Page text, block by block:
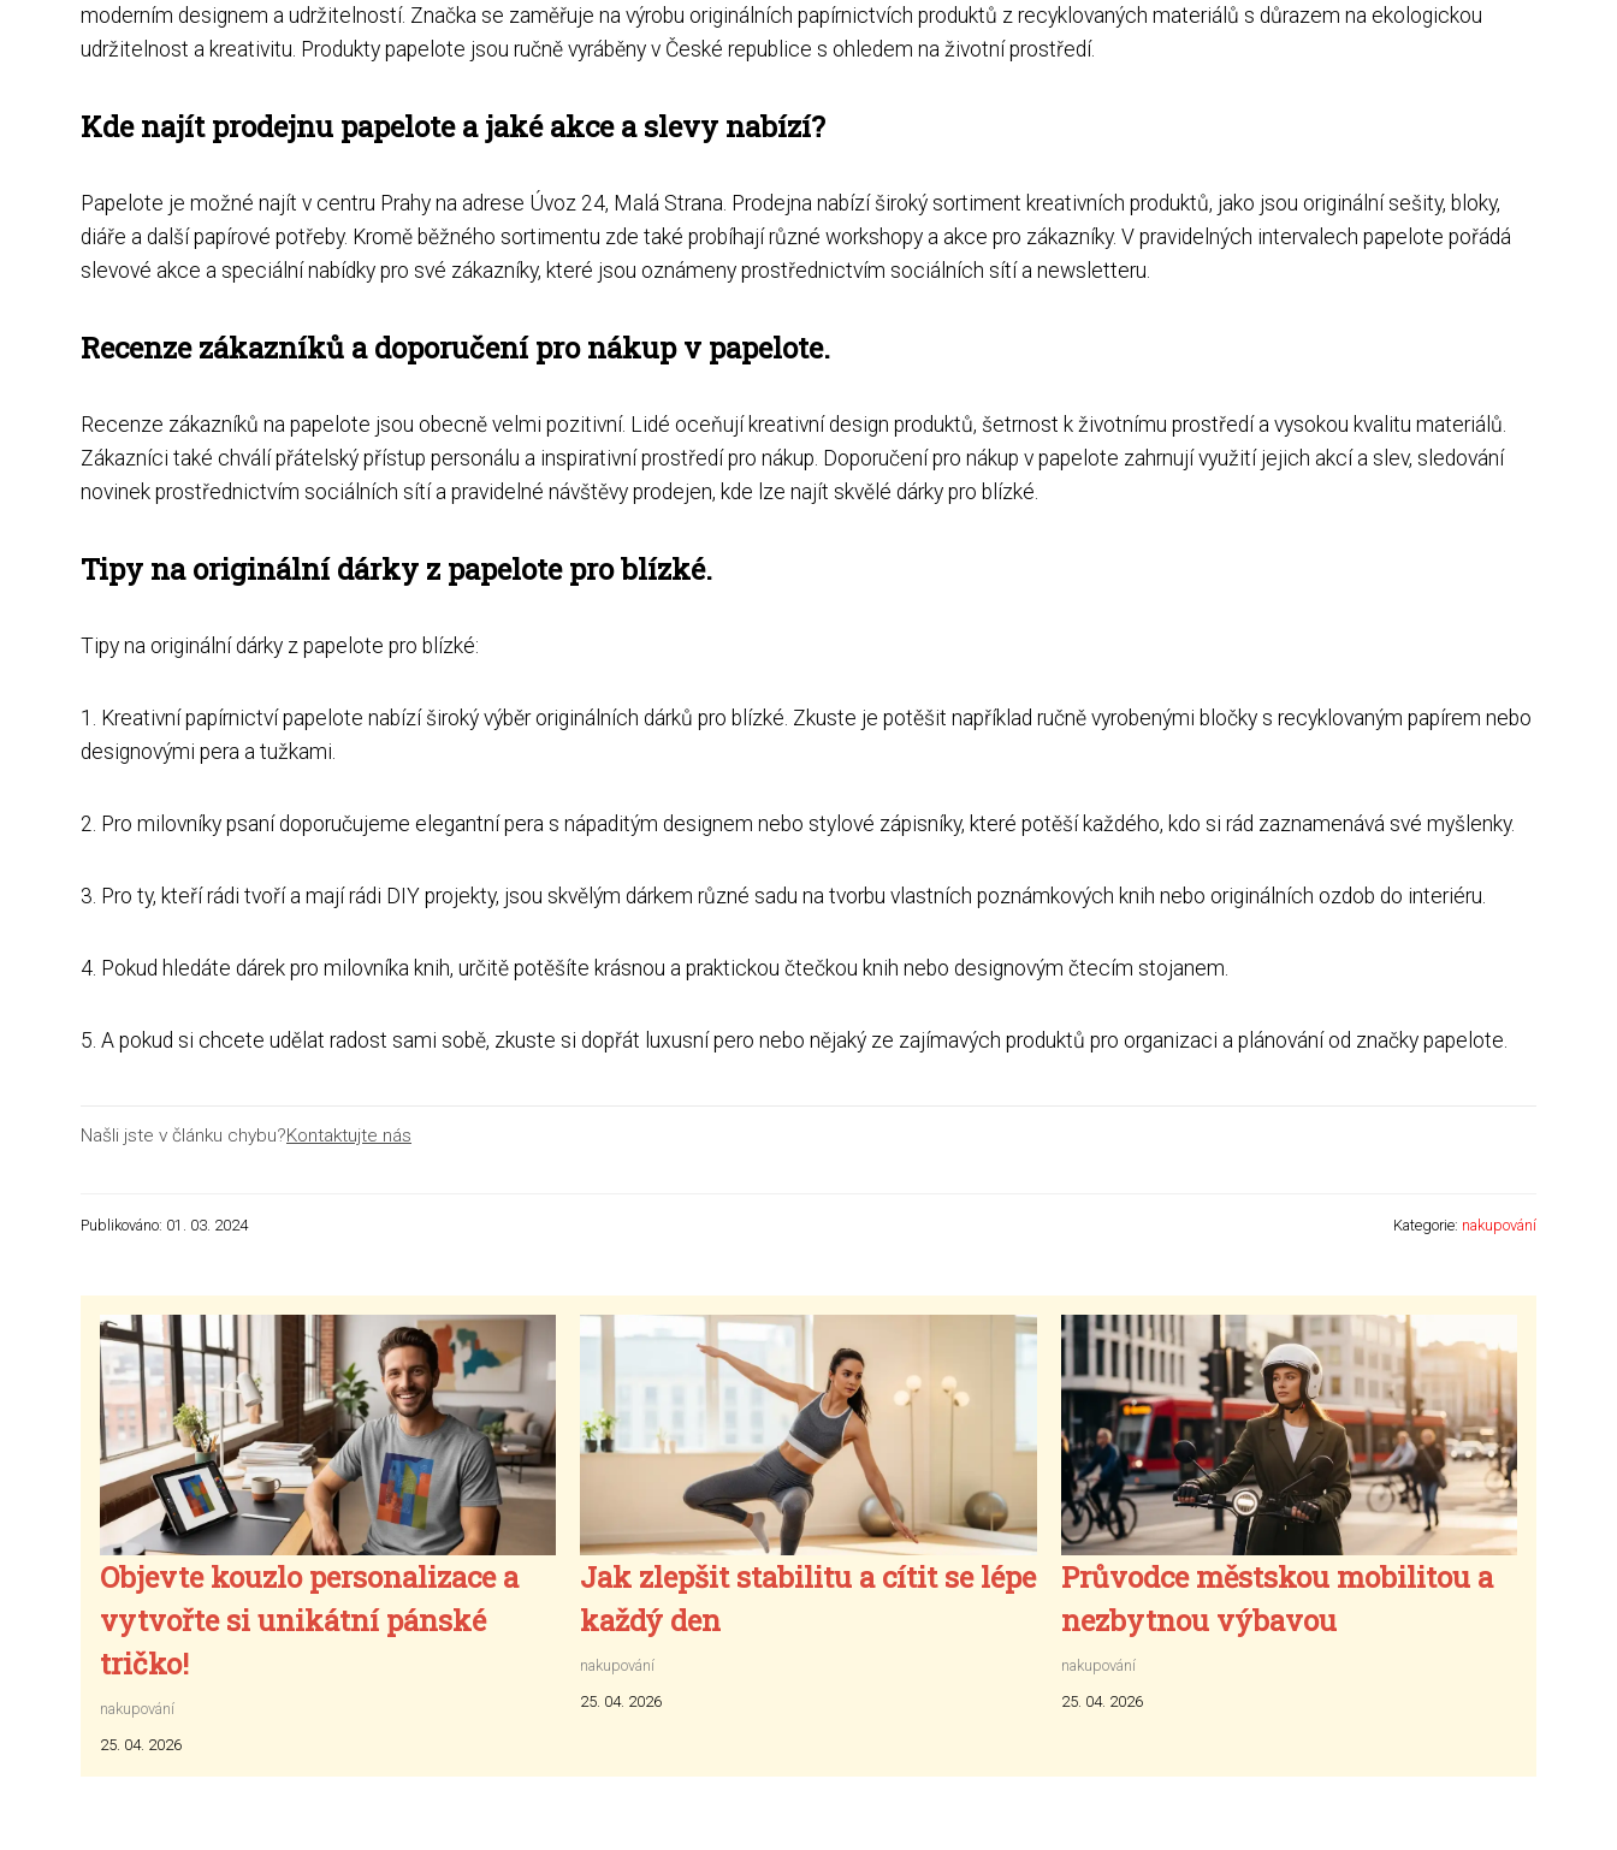
moderním designem a udržitelností. Značka se zaměřuje na výrobu originálních papírnictvích produktů z recyklovaných materiálů s důrazem na ekologickou
udržitelnost a kreativitu. Produkty papelote jsou ručně vyráběny v České republice s ohledem na životní prostředí.
Kde najít prodejnu papelote a jaké akce a slevy nabízí?
Papelote je možné najít v centru Prahy na adrese Úvoz 24, Malá Strana. Prodejna nabízí široký sortiment kreativních produktů, jako jsou originální sešity, bloky,
diáře a další papírové potřeby. Kromě běžného sortimentu zde také probíhají různé workshopy a akce pro zákazníky. V pravidelných intervalech papelote pořádá
slevové akce a speciální nabídky pro své zákazníky, které jsou oznámeny prostřednictvím sociálních sítí a newsletteru.
Recenze zákazníků a doporučení pro nákup v papelote.
Recenze zákazníků na papelote jsou obecně velmi pozitivní. Lidé oceňují kreativní design produktů, šetrnost k životnímu prostředí a vysokou kvalitu materiálů.
Zákazníci také chválí přátelský přístup personálu a inspirativní prostředí pro nákup. Doporučení pro nákup v papelote zahrnují využití jejich akcí a slev, sledování
novinek prostřednictvím sociálních sítí a pravidelné návštěvy prodejen, kde lze najít skvělé dárky pro blízké.
Tipy na originální dárky z papelote pro blízké.
Tipy na originální dárky z papelote pro blízké:
1. Kreativní papírnictví papelote nabízí široký výběr originálních dárků pro blízké. Zkuste je potěšit například ručně vyrobenými bločky s recyklovaným papírem nebo
designovými pera a tužkami.
2. Pro milovníky psaní doporučujeme elegantní pera s nápaditým designem nebo stylové zápisníky, které potěší každého, kdo si rád zaznamenává své myšlenky.
3. Pro ty, kteří rádi tvoří a mají rádi DIY projekty, jsou skvělým dárkem různé sadu na tvorbu vlastních poznámkových knih nebo originálních ozdob do interiéru.
4. Pokud hledáte dárek pro milovníka knih, určitě potěšíte krásnou a praktickou čtečkou knih nebo designovým čtecím stojanem.
5. A pokud si chcete udělat radost sami sobě, zkuste si dopřát luxusní pero nebo nějaký ze zajímavých produktů pro organizaci a plánování od značky papelote.
Našli jste v článku chybu?Kontaktujte nás
Publikováno: 01. 03. 2024 Kategorie: nakupování
Objevte kouzlo personalizace a
vytvořte si unikátní pánské
tričko!
nakupování
25. 04. 2026
Jak zlepšit stabilitu a cítit se lépe
každý den
nakupování
25. 04. 2026
Průvodce městskou mobilitou a
nezbytnou výbavou
nakupování
25. 04. 2026